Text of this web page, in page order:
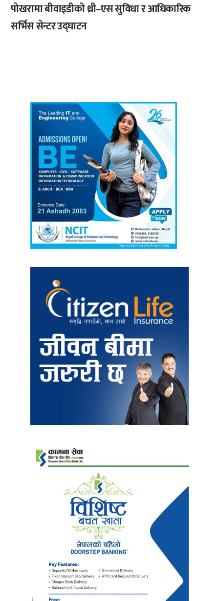
पोखरामा बीवाइडीको थ्री–एस सुविधा र आधिकारिक
सर्भिस सेन्टर उद्घाटन